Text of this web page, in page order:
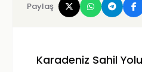
Paylaş
Karadeniz Sahil